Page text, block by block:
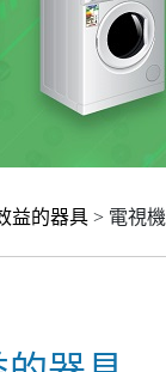
益的器具 > 電視機